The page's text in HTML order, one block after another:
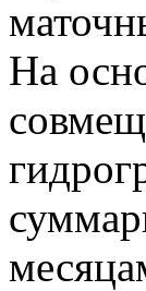
На